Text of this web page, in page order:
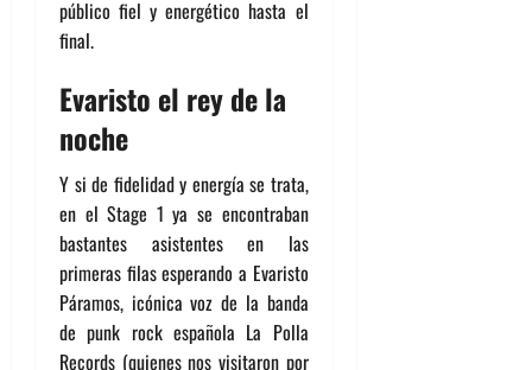
público fiel y energético hasta el
final.
Evaristo el rey de la
noche
Y si de fidelidad y energía se trata,
en el Stage 1 ya se encontraban
bastantes asistentes en las
primeras filas esperando a Evaristo
Páramos, icónica voz de la banda
de punk rock española La Polla
Records (quienes nos visitaron por